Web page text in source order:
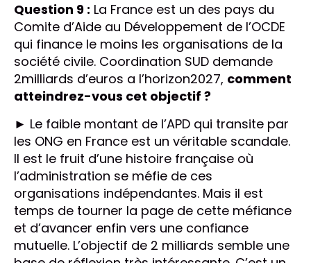
Question 9 : La France est un des pays du
Comite d’Aide au Développement de l’OCDE
qui finance le moins les organisations de la
société civile. Coordination SUD demande
2milliards d’euros a l’horizon2027, comment
atteindrez-vous cet objectif ?
► Le faible montant de l’APD qui transite par
les ONG en France est un véritable scandale.
Il est le fruit d’une histoire française où
l’administration se méfie de ces
organisations indépendantes. Mais il est
temps de tourner la page de cette méfiance
et d’avancer enfin vers une confiance
mutuelle. L’objectif de 2 milliards semble une